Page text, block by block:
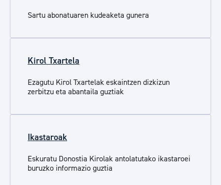
Sartu abonatuaren kudeaketa gunera
Kirol Txartela
Ezagutu Kirol Txartelak eskaintzen dizkizun
zerbitzu eta abantaila guztiak
Ikastaroak
Eskuratu Donostia Kirolak antolatutako ikastaroei
buruzko informazio guztia